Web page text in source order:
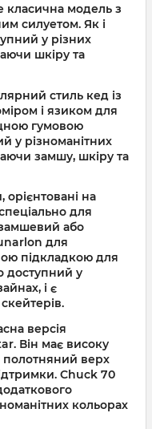
модель з
силуетом. Як і
у різних
шкіру та
стиль кед із
і язиком для
гумовою
у різноманітних
замшу, шкіру та
орієнтовані на
для
або
для
підкладкою для
доступний у
і є
версія
Він має високу
полотняний верх
Chuck 70
кольорах